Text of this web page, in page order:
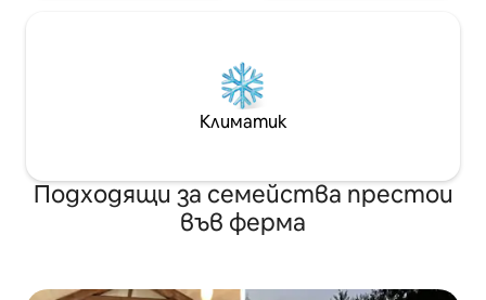
Климатик
Подходящи за семейства престои
във ферма